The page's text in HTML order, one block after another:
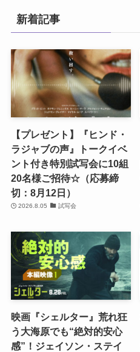
新着記事
【プレゼント】『ヒンド・
ラジャブの声』トークイベ
ント付き特別試写会に10組
20名様ご招待☆（応募締
切：8月12日）
2026.8.05 試写会
映画『シェルター』荒れ狂
う大海原でも“絶対的安心
感”！ジェイソン・ステイ